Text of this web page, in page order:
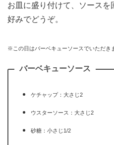
お皿に盛り付けて、ソース
好みでどうぞ。
※この日はバーベキューソースでいただき
バーベキューソース
ケチャップ：大さじ2
ウスターソース：大さじ2
砂糖：小さじ1/2